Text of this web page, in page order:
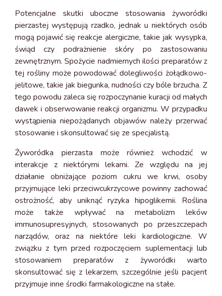
Potencjalne skutki uboczne stosowania żyworódki
pierzastej występują rzadko, jednak u niektórych osób
mogą pojawić się reakcje alergiczne, takie jak wysypka,
świąd czy podrażnienie skóry po zastosowaniu
zewnętrznym. Spożycie nadmiernych ilości preparatów z
tej rośliny może powodować dolegliwości żołądkowo-
jelitowe, takie jak biegunka, nudności czy bóle brzucha. Z
tego powodu zaleca się rozpoczynanie kuracji od małych
dawek i obserwowanie reakcji organizmu. W przypadku
wystąpienia niepożądanych objawów należy przerwać
stosowanie i skonsultować się ze specjalistą.
Żyworódka pierzasta może również wchodzić w
interakcje z niektórymi lekami. Ze względu na jej
działanie obniżające poziom cukru we krwi, osoby
przyjmujące leki przeciwcukrzycowe powinny zachować
ostrożność, aby uniknąć ryzyka hipoglikemii. Roślina
może także wpływać na metabolizm leków
immunosupresyjnych, stosowanych po przeszczepach
narządów, oraz na niektóre leki kardiologiczne. W
związku z tym przed rozpoczęciem suplementacji lub
stosowaniem preparatów z żyworódki warto
skonsultować się z lekarzem, szczególnie jeśli pacjent
przyjmuje inne środki farmakologiczne na stałe.